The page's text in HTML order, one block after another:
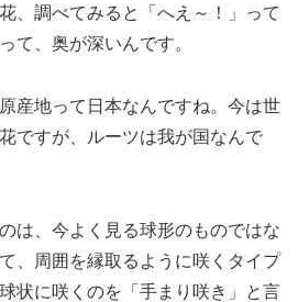
、調べてみると「へえ～！」って
て、奥が深いんです。
産地って日本なんですね。今は世
ですが、ルーツは我が国なんで
は、今よく見る球形のものではな
、周囲を縁取るように咲くタイプ
状に咲くのを「手まり咲き」と言